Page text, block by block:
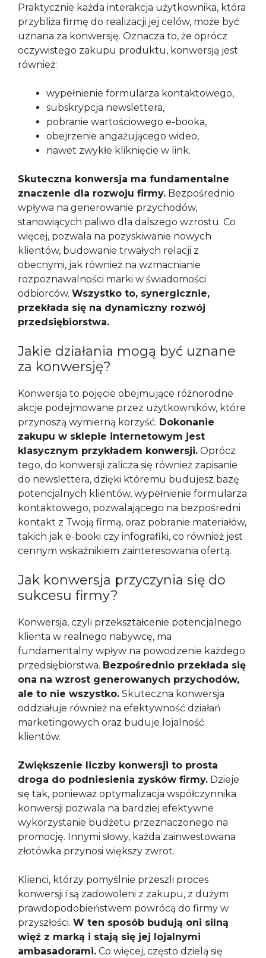
Praktycznie każda interakcja użytkownika, która
przybliża firmę do realizacji jej celów, może być
uznana za konwersję. Oznacza to, że oprócz
oczywistego zakupu produktu, konwersją jest
również:
wypełnienie formularza kontaktowego,
subskrypcja newslettera,
pobranie wartościowego e-booka,
obejrzenie angażującego wideo,
nawet zwykłe kliknięcie w link.
Skuteczna konwersja ma fundamentalne
znaczenie dla rozwoju firmy. Bezpośrednio
wpływa na generowanie przychodów,
stanowiących paliwo dla dalszego wzrostu. Co
więcej, pozwala na pozyskiwanie nowych
klientów, budowanie trwałych relacji z
obecnymi, jak również na wzmacnianie
rozpoznawalności marki w świadomości
odbiorców. Wszystko to, synergicznie,
przekłada się na dynamiczny rozwój
przedsiębiorstwa.
Jakie działania mogą być uznane
za konwersję?
Konwersja to pojęcie obejmujące różnorodne
akcje podejmowane przez użytkowników, które
przynoszą wymierną korzyść. Dokonanie
zakupu w sklepie internetowym jest
klasycznym przykładem konwersji. Oprócz
tego, do konwersji zalicza się również zapisanie
do newslettera, dzięki któremu budujesz bazę
potencjalnych klientów, wypełnienie formularza
kontaktowego, pozwalającego na bezpośredni
kontakt z Twoją firmą, oraz pobranie materiałów,
takich jak e-booki czy infografiki, co również jest
cennym wskaźnikiem zainteresowania ofertą.
Jak konwersja przyczynia się do
sukcesu firmy?
Konwersja, czyli przekształcenie potencjalnego
klienta w realnego nabywcę, ma
fundamentalny wpływ na powodzenie każdego
przedsiębiorstwa. Bezpośrednio przekłada się
ona na wzrost generowanych przychodów,
ale to nie wszystko. Skuteczna konwersja
oddziałuje również na efektywność działań
marketingowych oraz buduje lojalność
klientów.
Zwiększenie liczby konwersji to prosta
droga do podniesienia zysków firmy. Dzieje
się tak, ponieważ optymalizacja współczynnika
konwersji pozwala na bardziej efektywne
wykorzystanie budżetu przeznaczonego na
promocję. Innymi słowy, każda zainwestowana
złotówka przynosi większy zwrot.
Klienci, którzy pomyślnie przeszli proces
konwersji i są zadowoleni z zakupu, z dużym
prawdopodobieństwem powrócą do firmy w
przyszłości. W ten sposób budują oni silną
więź z marką i stają się jej lojalnymi
ambasadorami. Co więcej, często dzielą się